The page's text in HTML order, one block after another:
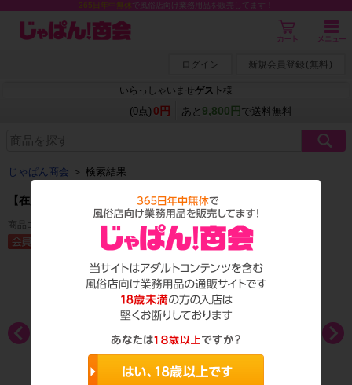
365日年中無休で風俗店向け業務用品を販売してます！
ログイン 新規会員登録 ( 無料 )
いらっしゃいませ ゲスト様
(0点) 0円 あと 9,800円 で送料無料
じゃぱん商会 ＞ 検索結果
【在庫限り】エレアリー ナイト ブラジャー Sサイズ
商品コード：A_0442